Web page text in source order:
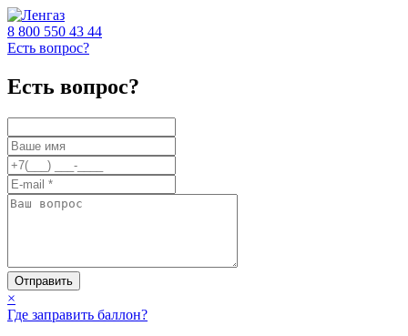
8 800 550 43 44
Есть вопрос?
Есть вопрос?
Отправить
×
Где заправить баллон?